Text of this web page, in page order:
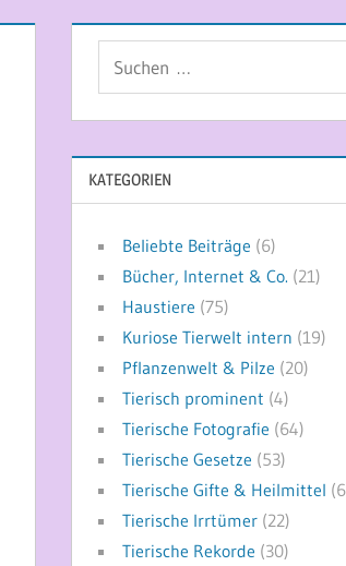
KATEGORIEN
Beliebte Beiträge (6)
Bücher, Internet & Co. (21)
Haustiere (75)
Kuriose Tierwelt intern (19)
Pflanzenwelt & Pilze (20)
Tierisch prominent (4)
Tierische Fotografie (64)
Tierische Gesetze (53)
Tierische Gifte & Heilmittel
Tierische Irrtümer (22)
Tierische Rekorde (30)